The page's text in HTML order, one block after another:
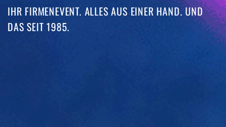
IHR FIRMENEVENT. ALLES AUS EINER HAND. UND
DAS SEIT 1985. ​